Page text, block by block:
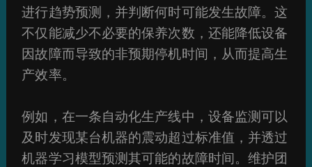
进行趋势预测，并判断何时可能发生故障。这
不仅能减少不必要的保养次数，还能降低设备
因故障而导致的非预期停机时间，从而提高生
产效率。
例如，在一条自动化生产线中，设备监测可以
及时发现某台机器的震动超过标准值，并透过
机器学习模型预测其可能的故障时间。维护团